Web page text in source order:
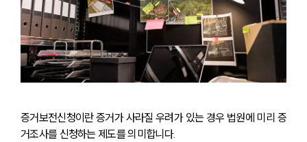
증거보전신청이란 증거가 사라질 우려가 있는 경우 법원에 미리 증
거조사를 신청하는 제도를 의미합니다.